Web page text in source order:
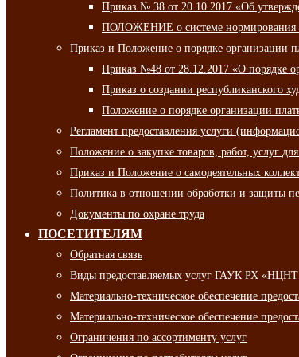
Приказ № 38 от 20.10.2017 «Об
ПОЛОЖЕНИЕ о системе
Приказ и Положение о порядке
Приказ №48 от 28.12.2017 «О порядке
Приказ о создании республиканского
Положение о порядке организации
Регламент предоставления услуги
Положение о закупке товаров, работ,
Приказ и Положение о самодеятельных
Политика в отношении обработки и защиты
Документы по охране труда
ПОСЕТИТЕЛЯМ
Обратная связь
Виды предоставляемых услуг ГАУК РХ
Материально-техническое обеспечение
Материально-техническое обеспечение
Ограничения по ассортименту услуг